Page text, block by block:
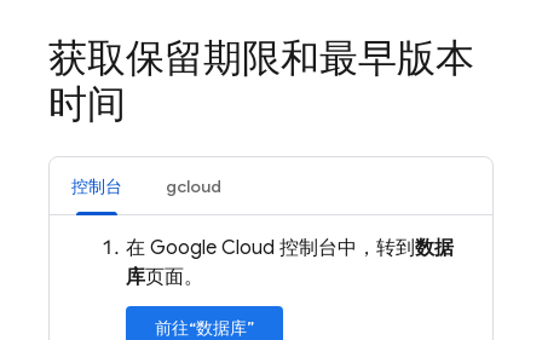
获取保留期限和最早版本
时间
控制台 gcloud
在 Google Cloud 控制台中，转到数据
库页面。
前往“数据库”